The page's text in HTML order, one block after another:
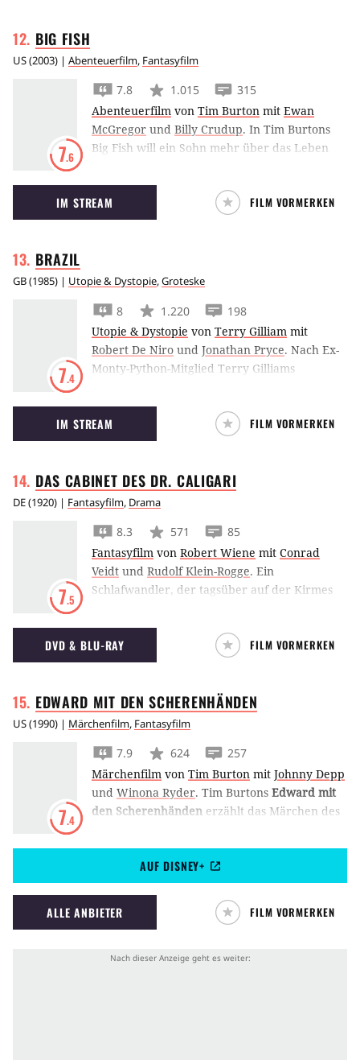
BIG FISH
US(2003) | Abenteuerfilm, Fantasyfilm
7.6
7.8 1.015
315
Abenteuerfilm von Tim Burton mit Ewan
McGregor und Billy Crudup. In Tim Burtons
Big Fish will ein Sohn mehr über das Leben
herausfinden und versucht, sich aus den
vielen Geschichten, die er über diesen hört,
ein eigenes Bild zu machen.
IM STREAM FILM VORMERKEN
BRAZIL
GB(1985) | Utopie & Dystopie,Groteske
7.4
8 1.220
198
Utopie & Dystopie von Terry Gilliam mit
Robert De Niro und Jonathan Pryce. Nach Ex-
Monty-Python-Mitglied Terry Gilliams
dystopischer und zynischer bürokratischer
Staatsapparat: Willkommen in Brazil!
IM STREAM FILM VORMERKEN
DAS CABINET DES DR. CALIGARI
DE(1920) | Fantasyfilm, Drama
7.5
8.3 571
85
Fantasyfilm von Robert Wiene mit Conrad
Veidt und Rudolf Klein-Rogge. Ein
Schlafwandler, der tagsüber auf der Kirmes
Killer – unter der Führung des unheimlichen
Dr. Caligari.
DVD & BLU-RAY FILM VORMERKEN
EDWARD MIT DENSCHERENHÄNDEN
US(1990) | Märchenfilm, Fantasyfilm
7.4
7.9 624
257
Märchenfilm von Tim Burton mit Johnny Depp
und Winona Ryder. Tim Burtons Edward mit
den Scherenhänden erzählt das Märchen des
anstatt zwei Händen Scheren besitzt.
AUF DISNEY+
ALLE ANBIETER FILM VORMERKEN